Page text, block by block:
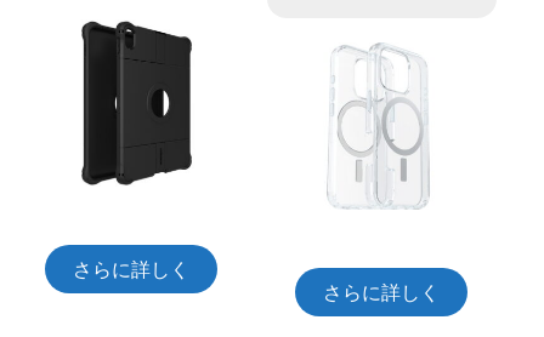
さらに詳しく
さらに詳しく